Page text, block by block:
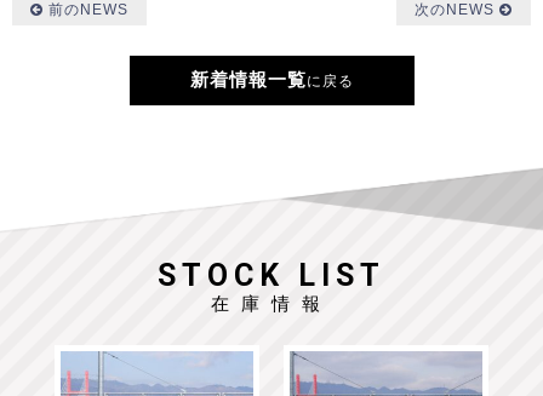
前のNEWS 次のNEWS
新着情報一覧に戻る
STOCK LIST
在庫情報